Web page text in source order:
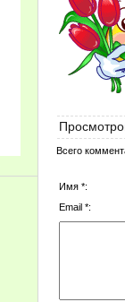
Всего
Имя *:
Email *: